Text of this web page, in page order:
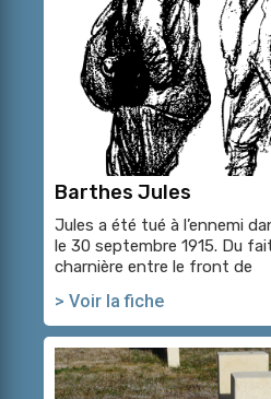
Barthes Jules
Jules a été tué à l’ennemi
le 30 septembre 1915. Du
charnière entre le front de
> Voir la fiche